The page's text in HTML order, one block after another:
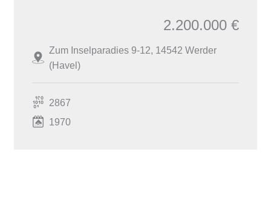
Zum Inselparadies 9-12, 14542 Werder
(Havel)
2.200.000 €
2867
1970